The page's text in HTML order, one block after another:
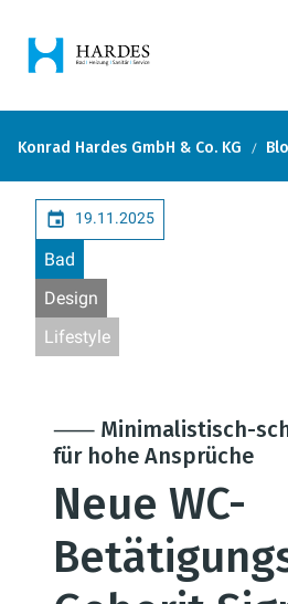
Konrad Hardes GmbH & Co. KG
19.11.2025
Bad
Design
Lifestyle
⸺ Minimalistisch-
für hohe Ansprüche
Neue WC-